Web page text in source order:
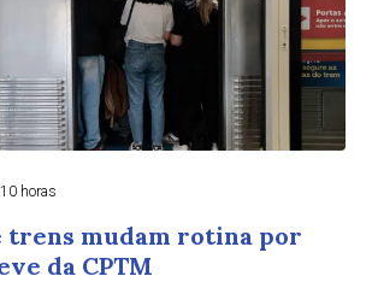
horas
trens mudam rotina por
da CPTM